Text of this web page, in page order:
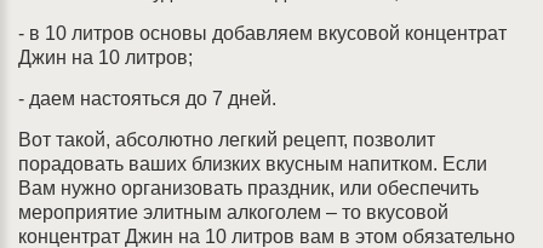
- в 10 литров основы добавляем вкусовой концентрат
Джин на 10 литров;
- даем настояться до 7 дней.
Вот такой, абсолютно легкий рецепт, позволит
порадовать ваших близких вкусным напитком. Если
Вам нужно организовать праздник, или обеспечить
мероприятие элитным алкоголем – то вкусовой
концентрат Джин на 10 литров вам в этом обязательно